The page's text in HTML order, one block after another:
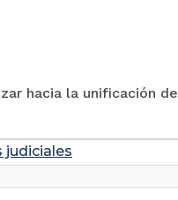
hacia la unificación de
judiciales